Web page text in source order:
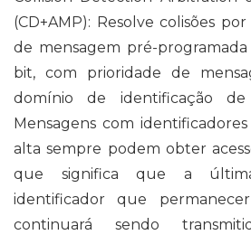
(CD+AMP): Resolve colisões
de mensagem pré-
bit, com prioridade de
domínio de identificação de
Mensagens com
alta sempre podem obter
que significa que a
identificador que
continuará sendo